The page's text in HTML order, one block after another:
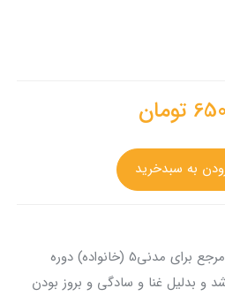
تومان
این کتاب در اصل یک کتاب مرجع برای مدنی5 (خانواده) دوره
و بدلیل غنا و سادگی و بروز بودن